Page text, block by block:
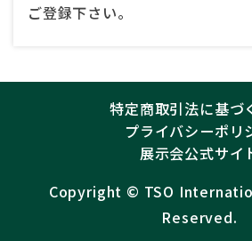
ご登録下さい。
特定商取引法に基づ
プライバシーポリ
展示会公式サイ
Copyright ©︎ TSO
Reserved.